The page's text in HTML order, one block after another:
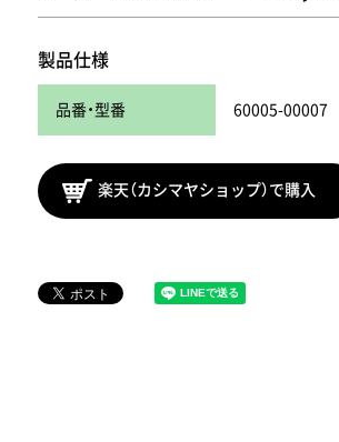
製品仕様
品番・型番 60005-00007
楽天（カシマヤショップ）で購入